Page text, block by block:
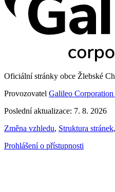
Oficiální stránky obce Žlebské
Provozovatel Galileo Corporation
Poslední aktualizace: 7. 8. 2026
Změna vzhledu, Struktura stránek,
Prohlášení o přístupnosti